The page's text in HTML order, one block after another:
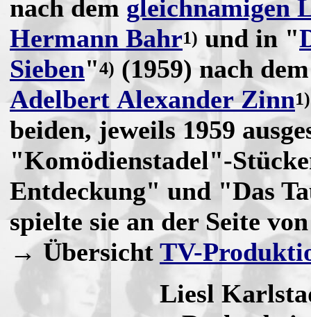
nach dem gleichnamigen
Hermann Bahr1) und in "
Sieben"4) (1959) nach
Adelbert Alexander Zinn1)
beiden, jeweils 1959
"Komödienstadel"-
Entdeckung" und "Das
spielte sie an der Seite
→ Übersicht TV-
Liesl